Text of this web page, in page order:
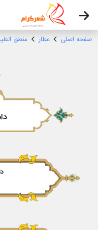
صفحه اصلی عطار منطق